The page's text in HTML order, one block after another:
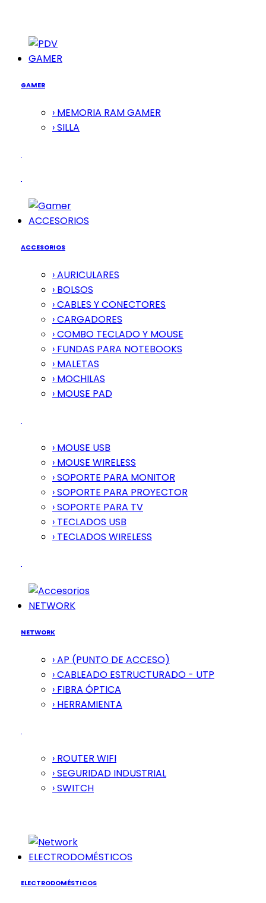
GAMER
GAMER
› MEMORIA RAM GAMER
› SILLA
ACCESORIOS
ACCESORIOS
› AURICULARES
› BOLSOS
› CABLES Y CONECTORES
› CARGADORES
› COMBO TECLADO Y MOUSE
› FUNDAS PARA NOTEBOOKS
› MALETAS
› MOCHILAS
› MOUSE PAD
› MOUSE USB
› MOUSE WIRELESS
› SOPORTE PARA MONITOR
› SOPORTE PARA PROYECTOR
› SOPORTE PARA TV
› TECLADOS USB
› TECLADOS WIRELESS
NETWORK
NETWORK
› AP (PUNTO DE ACCESO)
› CABLEADO ESTRUCTURADO - UTP
› FIBRA ÓPTICA
› HERRAMIENTA
› ROUTER WIFI
› SEGURIDAD INDUSTRIAL
› SWITCH
ELECTRODOMÉSTICOS
ELECTRODOMÉSTICOS